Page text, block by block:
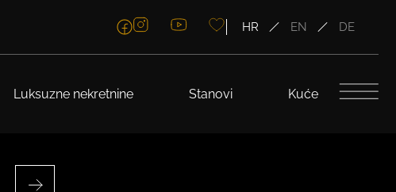
HR EN DE
Luksuzne nekretnine Stanovi Kuće